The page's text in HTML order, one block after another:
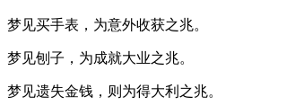
梦见买手表，为意外收获之兆。
梦见刨子，为成就大业之兆。
梦见遗失金钱，则为得大利之兆。